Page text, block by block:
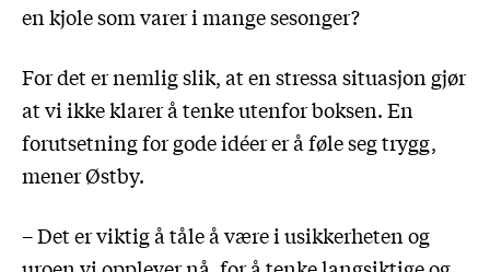
en kjole som varer i mange sesonger?
For det er nemlig slik, at en stressa situasjon gjør
at vi ikke klarer å tenke utenfor boksen. En
forutsetning for gode idéer er å føle seg trygg,
mener Østby.
– Det er viktig å tåle å være i usikkerheten og